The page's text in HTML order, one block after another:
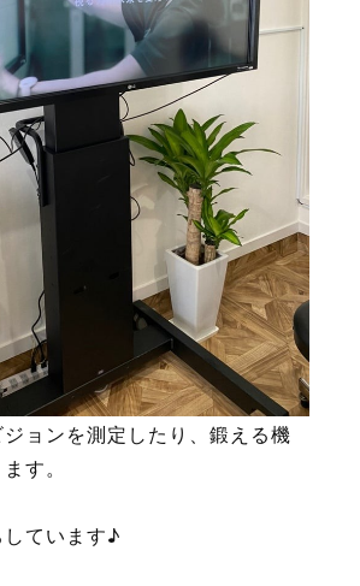
ョンを測定したり、鍛える機
す。
ています♪